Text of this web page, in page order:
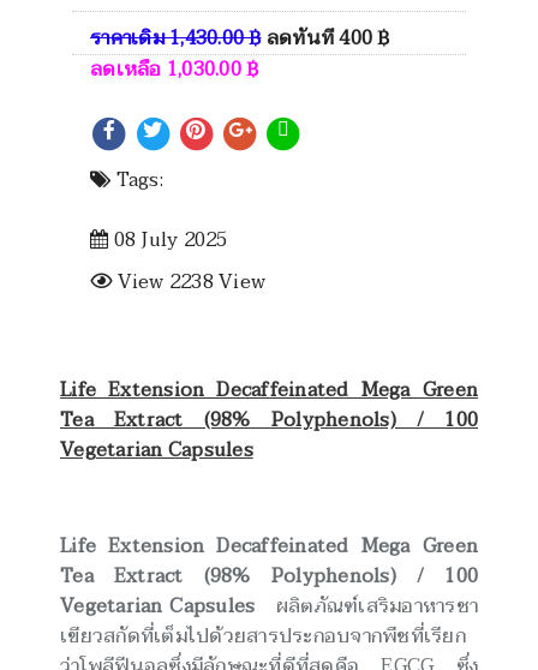
ราคาเดิม1,430.00฿ลดทันที400฿
ลดเหลือ 1,030.00฿
Tags:
08 July 2025
View 2238 View
Life Extension Decaffeinated Mega Green
Tea Extract (98% Polyphenols) / 100
Vegetarian Capsules
Life Extension Decaffeinated Mega Green
Tea Extract (98% Polyphenols) / 100
Vegetarian Capsules ผลิตภัณฑ์เสริมอาหารชา
เขียวสกัดที่เต็มไปด้วยสารประกอบจากพืชที่เรียก